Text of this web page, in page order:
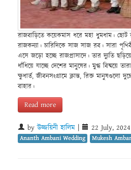
রাজবাড়িতে কয়েকমাস ধরে মহা ধুমধাম। ছোট
রাজকন্যা। চারিদিকে সাজ সাজ রব। সারা
এসে জড়ো হচ্ছে রাজপ্রাসাদে। তার দ্যুতি
ধাঁধিয়ে যাচ্ছে দেশের মানুষের। মুগ্ধ বিষ্ময়ে
ক্ষুধার্ত, জীবনসংগ্রামে ক্লান্ত, রিক্ত মানুষগুলো
বাহার।
Read more
byউজ্জয়িনী হালিম 22 July, 2024
Ananth Ambani Wedding Mukesh